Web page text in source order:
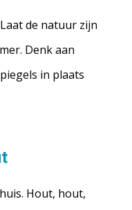
de natuur zijn
Denk aan
in plaats
Hout, hout,